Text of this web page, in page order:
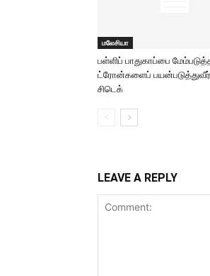
மலேசியா
பள்ளிப் பாதுகாப்பை
ட்ரோன்களைப்
சிடெக்
LEAVE A REPLY